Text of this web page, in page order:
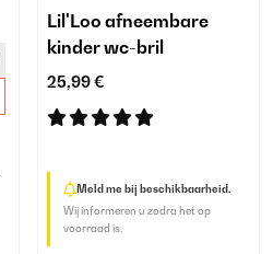
Lil'Loo afneembare
kinder wc-bril
25,99 €
Meld me bij beschikbaarheid.
Wij informeren u zodra het op
voorraad is.